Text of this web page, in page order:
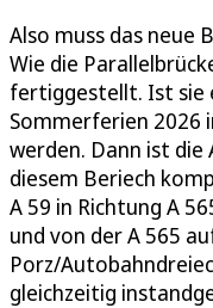
Also muss das
Wie die
fertiggestellt. Ist sie
Sommerferien 2026
werden. Dann ist die
diesem Beriech
A 59 in Richtung A
und von der A 565
Porz/
gleichzeitig